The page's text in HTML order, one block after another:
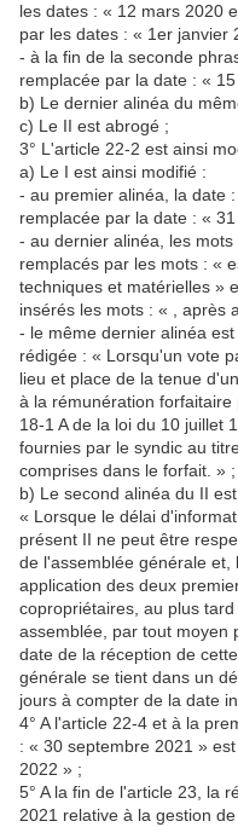
les dates : « 12 mars 2020
par les dates : « 1er janvier
- à la fin de la seconde
remplacée par la date : «
b) Le dernier alinéa du
c) Le II est abrogé ;
3° L'article 22-2 est ainsi
a) Le I est ainsi modifié :
- au premier alinéa, la date
remplacée par la date : «
- au dernier alinéa, les
remplacés par les mots : «
techniques et matérielles »
insérés les mots : « , après
- le même dernier alinéa
rédigée : « Lorsqu'un vote
lieu et place de la tenue
à la rémunération
18-1 A de la loi du 10 juillet
fournies par le syndic au
comprises dans le forfait. » ;
b) Le second alinéa du II
« Lorsque le délai
présent II ne peut être
de l'assemblée générale
application des deux
copropriétaires, au plus
assemblée, par tout moyen
date de la réception de
générale se tient dans un
jours à compter de la date
4° A l'article 22-4 et à la
: « 30 septembre 2021 »
2022 » ;
5° A la fin de l'article 23, la
2021 relative à la gestion